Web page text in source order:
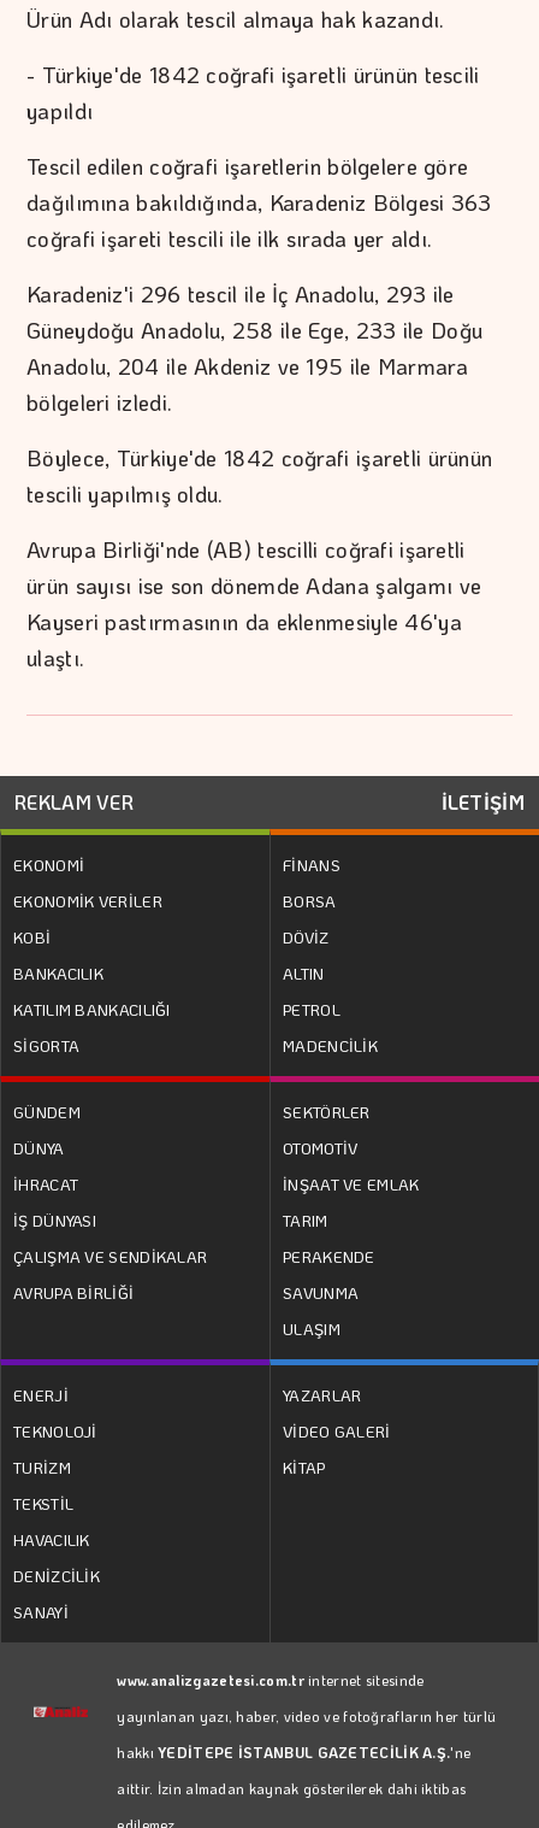
Ürün Adı olarak tescil almaya hak kazandı.
- Türkiye'de 1842 coğrafi işaretli ürünün tescili
yapıldı
Tescil edilen coğrafi işaretlerin bölgelere göre
dağılımına bakıldığında, Karadeniz Bölgesi 363
coğrafi işareti tescili ile ilk sırada yer aldı.
Karadeniz'i 296 tescil ile İç Anadolu, 293 ile
Güneydoğu Anadolu, 258 ile Ege, 233 ile Doğu
Anadolu, 204 ile Akdeniz ve 195 ile Marmara
bölgeleri izledi.
Böylece, Türkiye'de 1842 coğrafi işaretli ürünün
tescili yapılmış oldu.
Avrupa Birliği'nde (AB) tescilli coğrafi işaretli
ürün sayısı ise son dönemde Adana şalgamı ve
Kayseri pastırmasının da eklenmesiyle 46'ya
ulaştı.
REKLAM VER İLETİŞİM
EKONOMİ
EKONOMİK VERİLER
KOBİ
BANKACILIK
KATILIM BANKACILIĞI
SİGORTA
FİNANS
BORSA
DÖVİZ
ALTIN
PETROL
MADENCİLİK
GÜNDEM
DÜNYA
İHRACAT
İŞ DÜNYASI
ÇALIŞMA VE SENDİKALAR
AVRUPA BİRLİĞİ
SEKTÖRLER
OTOMOTİV
İNŞAAT VE EMLAK
TARIM
PERAKENDE
SAVUNMA
ULAŞIM
ENERJİ
TEKNOLOJİ
TURİZM
TEKSTİL
HAVACILIK
DENİZCİLİK
SANAYİ
YAZARLAR
VİDEO GALERİ
KİTAP
www.analizgazetesi.com.trinternet sitesinde
yayınlanan yazı, haber, video ve fotoğrafların her türlü
hakkıYEDİTEPE İSTANBUL GAZETECİLİK A.Ş.'ne
aittir. İzin almadan kaynak gösterilerek dahi iktibas